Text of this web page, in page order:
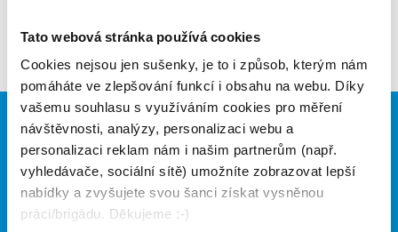
Tato webová stránka používá cookies
Cookies nejsou jen sušenky, je to i způsob, kterým nám
pomáháte ve zlepšování funkcí i obsahu na webu. Díky
vašemu souhlasu s využíváním cookies pro měření
návštěvnosti, analýzy, personalizaci webu a
personalizaci reklam nám i našim partnerům (např.
vyhledávače, sociální sítě) umožníte zobrazovat lepší
nabídky a zvyšujete svou šanci získat vysněnou
práci/brigádu. Děkujeme :-)
Zpět
Brigádníci
Články
Hledané brigády
Firmy
Vložit inzerát
Ceník